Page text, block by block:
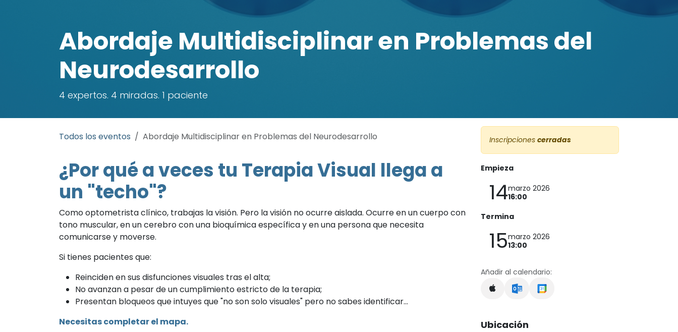
Abordaje Multidisciplinar en Problemas del
Neurodesarrollo
4 expertos. 4 miradas. 1 paciente
Todos los eventos Abordaje Multidisciplinar en Problemas del Neurodesarrollo
¿Por qué a veces tu Terapia Visual llega a
un "techo"?
Como optometrista clínico, trabajas la visión. Pero la visión no ocurre aislada. Ocurre en un cuerpo con
tono muscular, en un cerebro con una bioquímica específica y en una persona que necesita
comunicarse y moverse.
Si tienes pacientes que:
Reinciden en sus disfunciones visuales tras el alta;
No avanzan a pesar de un cumplimiento estricto de la terapia;
Presentan bloqueos que intuyes que "no son solo visuales" pero no sabes identificar...
Necesitas completar el mapa.
Inscripciones cerradas
Empieza
14marzo 2026
16:00
Termina
15marzo 2026
13:00
Añadir al calendario:
Ubicación